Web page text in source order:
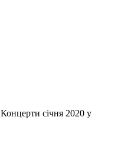
Концерти січня 2020 у